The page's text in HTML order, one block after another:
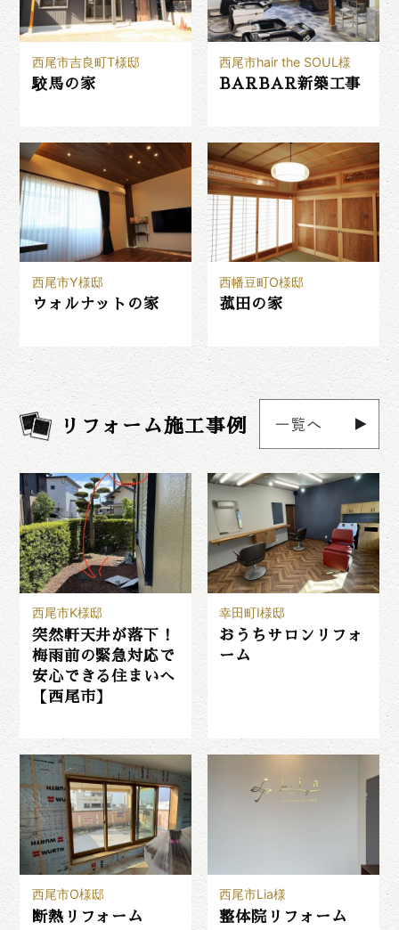
西尾市吉良町T様邸
駮馬の家
西尾市hair the SOUL様
BARBAR新築工事
西尾市Y様邸
ウォルナットの家
西幡豆町O様邸
菰田の家
リフォーム施工事例
西尾市K様邸
突然軒天井が落下！
梅雨前の緊急対応で
安心できる住まいへ
【西尾市】
幸田町I様邸
おうちサロンリフォ
ーム
西尾市O様邸
断熱リフォーム
西尾市Lia様
整体院リフォーム